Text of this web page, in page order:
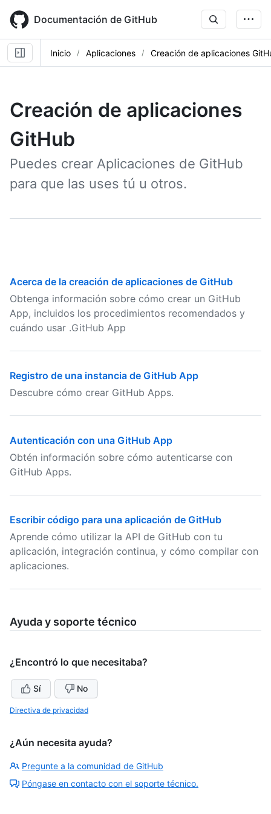
main
content
Documentación de GitHub
Inicio Aplicaciones Creación de aplicaciones
Creación de aplicaciones
GitHub
Puedes crear Aplicaciones de GitHub
para que las uses tú u otros.
Acerca de la creación de aplicaciones de GitHub
Obtenga información sobre cómo crear un GitHub
App, incluidos los procedimientos recomendados y
cuándo usar .GitHub App
Registro de una instancia de GitHub App
Descubre cómo crear GitHub Apps.
Autenticación con una GitHub App
Obtén información sobre cómo autenticarse con
GitHub Apps.
Escribir código para una aplicación de GitHub
Aprende cómo utilizar la API de GitHub con tu
aplicación, integración continua, y cómo compilar con
aplicaciones.
Ayuda y soporte técnico
¿Encontró lo que necesitaba?
Sí No
Directiva de privacidad
¿Aún necesita ayuda?
Pregunte a la comunidad de GitHub
Póngase en contacto con el soporte técnico.